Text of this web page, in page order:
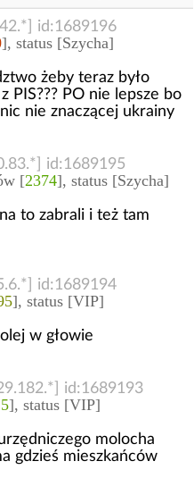
id:1689196
], status [Szycha]
żeby teraz było
PIS??? PO nie lepsze bo
nie znaczącej ukrainy
id:1689195
[2374], status [Szycha]
to zabrali i też tam
id:1689194
], status [VIP]
w głowie
id:1689193
], status [VIP]
molocha
gdzieś mieszkańców